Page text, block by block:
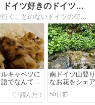
ドイツ人と国際結婚しました！ドイツ好きのドイツ旅・文化・食！
ルキャベツに
でなんてい
南ドイツ山登
なお花をシェ
50日前